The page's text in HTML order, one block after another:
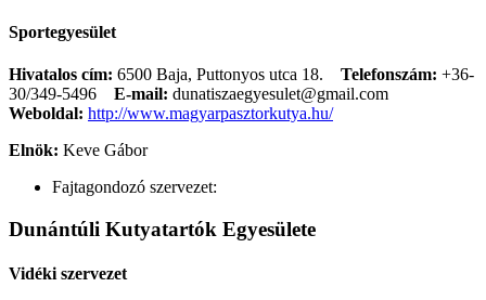
Sportegyesület
Hivatalos cím: 6500 Baja, Puttonyos utca 18. Telefonszám: +36-
30/349-5496
E-mail: dunatiszaegyesulet@gmail.com
Weboldal: http://www.magyarpasztorkutya.hu/
Elnök: Keve Gábor
Fajtagondozó szervezet:
Dunántúli Kutyatartók Egyesülete
Vidéki szervezet